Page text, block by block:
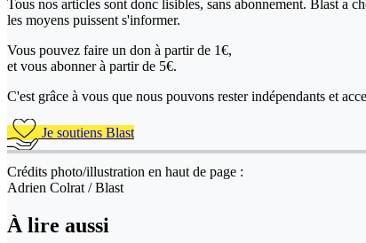
Tous nos articles sont donc lisibles, sans abonnement. Blast a
les moyens puissent s'informer.
Vous pouvez faire un don à partir de 1€,
et vous abonner à partir de 5€.
C'est grâce à vous que nous pouvons rester indépendants et
Je soutiens Blast
Crédits photo/illustration en haut de page :
Adrien Colrat / Blast
À lire aussi